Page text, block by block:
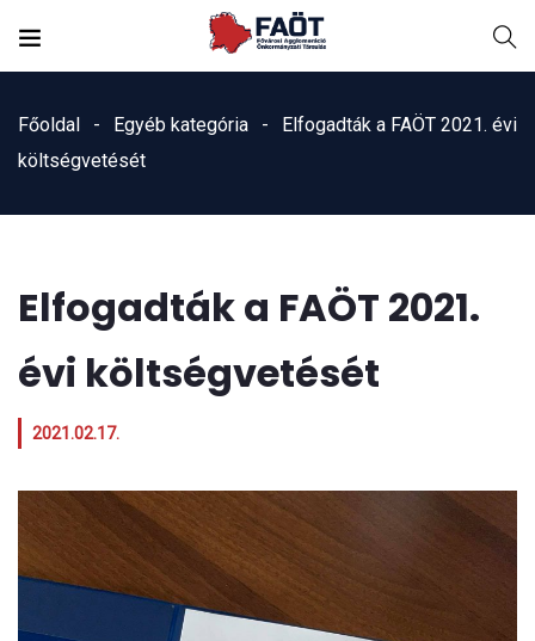
Főoldal Egyéb kategória
Elfogadták a FAÖT 2021. évi
költségvetését
Elfogadták a FAÖT 2021.
évi költségvetését
2021.02.17.